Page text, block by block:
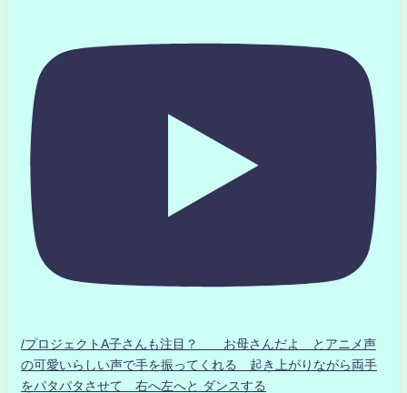
/プロジェクトA子さんも注目？ お母さんだよ とアニメ声
の可愛いらしい声で手を振ってくれる 起き上がりながら両手
をパタパタさせて 右へ左へと ダンスする